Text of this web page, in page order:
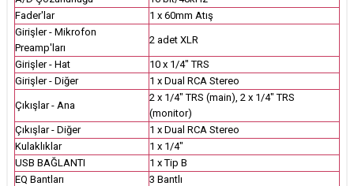
Fader'lar
1 x 60mm Atış
Girişler - Mikrofon
Preamp'ları
2 adet XLR
Girişler - Hat
10 x 1/4" TRS
Girişler - Diğer
1 x Dual RCA Stereo
Çıkışlar - Ana
2 x 1/4" TRS (main), 2 x 1/4" TRS
(monitor)
Çıkışlar - Diğer
1 x Dual RCA Stereo
Kulaklıklar
1 x 1/4"
USB BAĞLANTI
1 x Tip B
EQ Bantları
3 Bantlı